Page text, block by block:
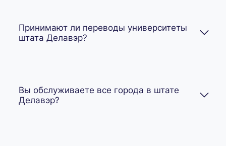
Принимают ли переводы университеты
штата Делавэр?
Вы обслуживаете все города в штате
Делавэр?